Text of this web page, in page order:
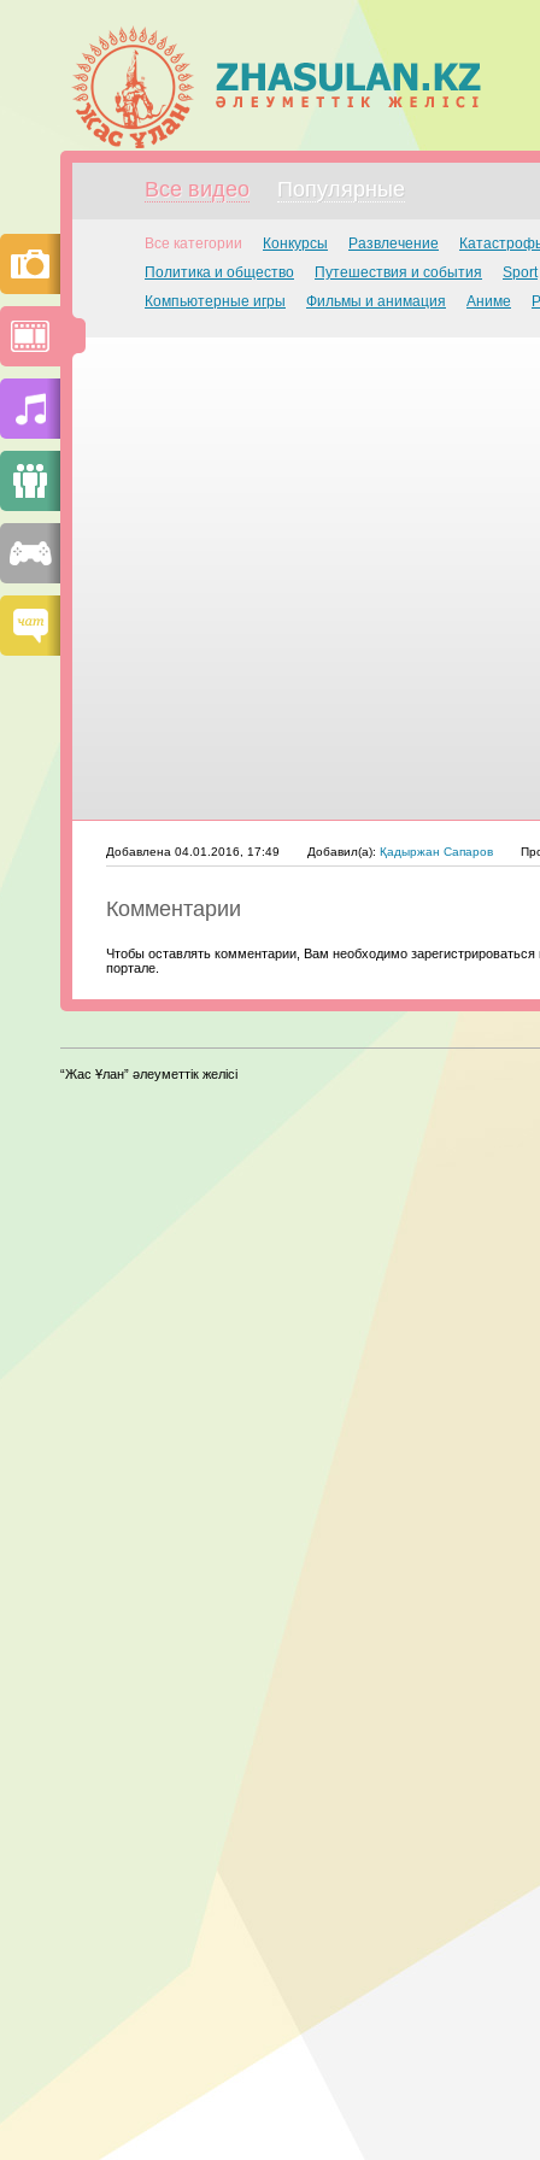
Все видео Популярные
Все категории Конкурсы Развлечение
Политика и общество
Путешествия и события
Sport
Компьютерные игры
Фильмы и анимация Аниме
Добавлена 04.01.2016, 17:49 Добавил(а): Қадыржан Сапаров
Комментарии
Чтобы оставлять комментарии, Вам необходимо зарегистрироваться
портале.
“Жас Ұлан” әлеуметтік желісі